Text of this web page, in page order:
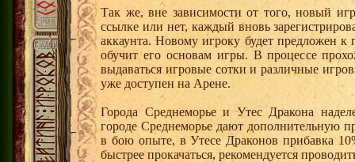
Так же, вне зависимости от того, новый
ссылке или нет, каждый вновь
аккаунта. Новому игроку будет предложен
обучит его основам игры. В процессе
выдаваться игровые сотки и различные
уже доступен на Арене.
Города Среднеморье и Утес Дракона
городе Среднеморье дают дополнительную
в бою опыте, в Утесе Драконов прибавка
быстрее прокачаться, рекомендуется